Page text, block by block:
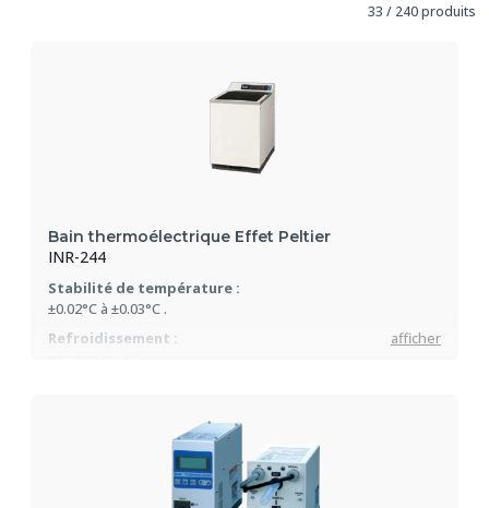
33 / 240produits
Bain thermoélectrique Effet Peltier
INR-244
Stabilité de température :
±0.02°C à ±0.03°C .
Refroidissement :
afficher